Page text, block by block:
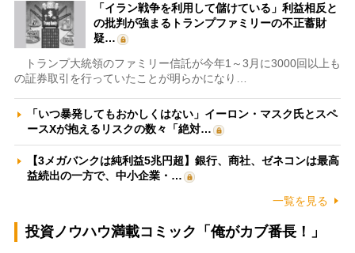
「イラン戦争を利用して儲けている」利益相反と
の批判が強まるトランプファミリーの不正蓄財
疑…
トランプ大統領のファミリー信託が今年1～3月に3000回以上も
の証券取引を行っていたことが明らかになり…
「いつ暴発してもおかしくはない」イーロン・マスク氏とスペ
ースXが抱えるリスクの数々「絶対…
【3メガバンクは純利益5兆円超】銀行、商社、ゼネコンは最高
益続出の一方で、中小企業・…
一覧を見る
投資ノウハウ満載コミック「俺がカブ番長！」